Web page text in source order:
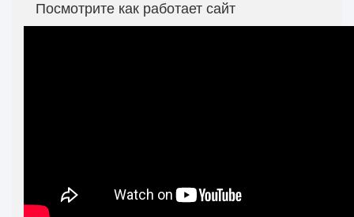
Посмотрите как работает сайт